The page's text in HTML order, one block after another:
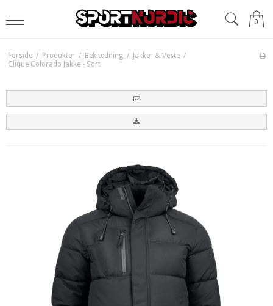
0
Forside / Produkter / Beklædning / Jakker & Veste /
Clique Colorado Jakke - Sort